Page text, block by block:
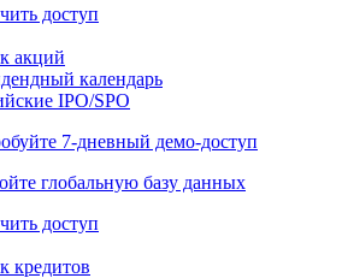
доступ
акций
календарь
IPO/SPO
7-дневный демо-доступ
глобальную базу данных
доступ
кредитов